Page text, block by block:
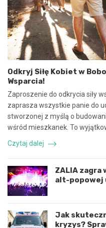
y
n
a
w
s
p
ó
ł
p
r
c
ę
i
k
o
o
r
d
y
n
a
c
j
e
b
e
z
p
i
e
c
z
n
z
d
a
r
z
e
n
i
e
d
r
o
g
Odkryj Siłę Kobiet w
Wsparcia!
Zaproszenie do odkrycia siły
zaprasza wszystkie panie do
stworzonej z myślą o
wśród mieszkanek. To
Czytaj dalej
ZALIA zagra
alt-popowej
Jak
kryzys?